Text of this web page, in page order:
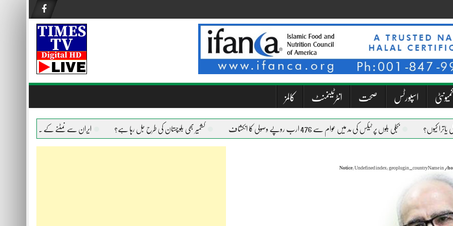
کمیونٹی اسپورٹس صحت انٹرٹینمنٹ کالمز
بجلی بلوں پر ٹیکس کی مد میں عوام سے 476 ارب روپے وصولی کا انکشاف کشمیر بھی بلوچستان کی طرح جل رہا ہے؟ ایران سے نمٹنے کے لیے امریکا ہر ہتھیار
Notice: Undefined index: geoplugin_countryName in /